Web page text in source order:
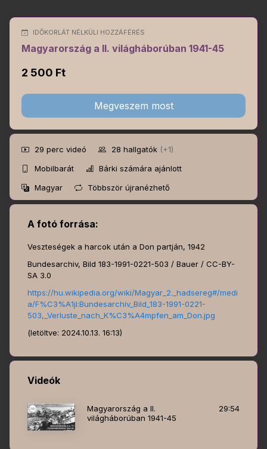
IDŐKORLÁT NÉLKÜLI HOZZÁFÉRÉS
Magyarország a II. világháborúban 1941-45
2 500 Ft
Megveszem most
29 perc videó 28 hallgatók (+1)
Mobilbarát
Bárki számára ajánlott
Magyar
Többször újranézhető
A fotó forrása:
Veszteségek a harcok után a Don partján, 1942
Bundesarchiv, Bild 183-1991-0221-503 / Bauer / CC-BY-
SA 3.0
https://hu.wikipedia.org/wiki/Magyar_2._hadsereg#/medi
a/F%C3%A1jl:Bundesarchiv_Bild_183-1991-0221-
503,_Verluste_nach_K%C3%A4mpfen_am_Don.jpg
(letöltve: 2024.10.13. 16:13)
Videók
Magyarország a II.
világháborúban 1941-45
29:54